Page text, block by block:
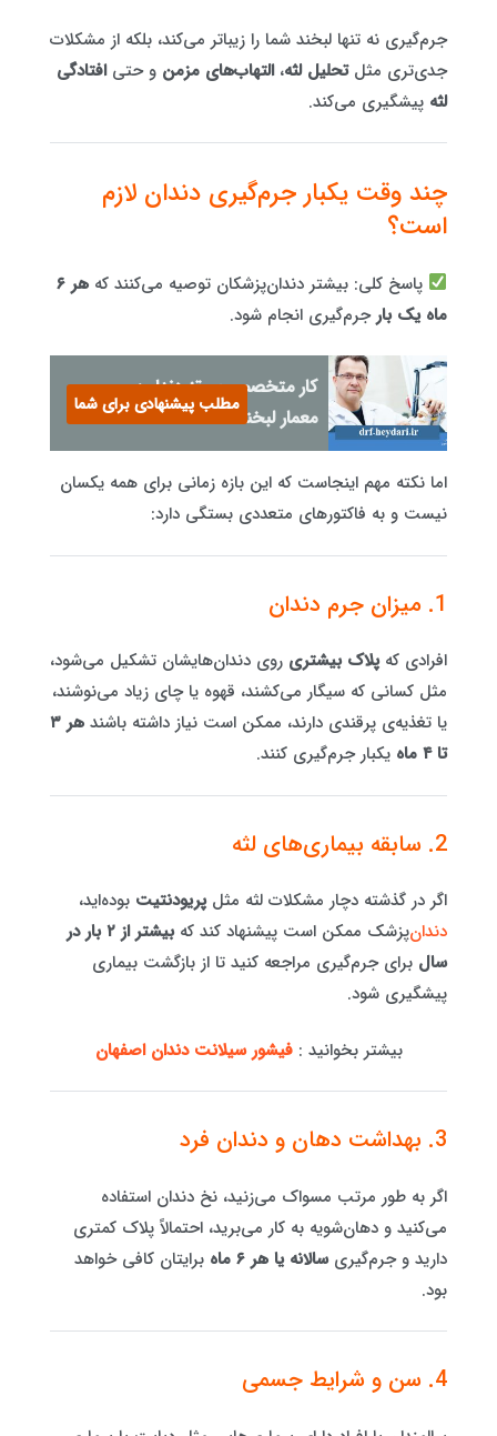
جرم‌گیری نه تنها لبخند شما را زیباتر می‌کند، بلکه از مشکلات
جدی‌تری مثلتحلیل لثه،التهاب‌های مزمن و حتیافتادگی
لثه پیشگیری می‌کند.
چند وقت یکبار جرم‌گیری دندان لازم
است؟
پاسخ کلی: بیشتر دندان‌پزشکان توصیه می‌کنند که
هر ۶
ماه یک بار جرم‌گیری انجام شود.
کار متخصص پروتز دندان:
معمار لبخند شمامطلب پیشنهادی برای شما
اما نکته مهم اینجاست که این بازه‌ زمانی برای همه یکسان
نیست و به فاکتورهای متعددی بستگی دارد:
1. میزان جرم دندان
افرادی کهپلاک بیشتری روی دندان‌هایشان تشکیل می‌شود،
مثل کسانی که سیگار می‌کشند، قهوه یا چای زیاد می‌نوشند،
یا تغذیه‌ی پرقندی دارند، ممکن است نیاز داشته باشند
هر ۳
تا ۴ ماه
یکبار جرم‌گیری کنند.
2. سابقه بیماری‌های لثه
اگر در گذشته دچار مشکلات لثه مثلپریودنتیت بوده‌اید،
دندان‌پزشک ممکن است پیشنهاد کند که
بیشتر از ۲ بار در
سال برای جرم‌گیری مراجعه کنید تا از بازگشت بیماری
پیشگیری شود.
بیشتر بخوانید :فیشور سیلانت دندان اصفهان
3. بهداشت دهان و دندان فرد
اگر به طور مرتب مسواک می‌زنید، نخ دندان استفاده
می‌کنید و دهان‌شویه به کار می‌برید، احتمالاً پلاک کمتری
دارید و جرم‌گیریسالانه یا هر ۶ ماه
برایتان کافی خواهد
بود.
4. سن و شرایط جسمی